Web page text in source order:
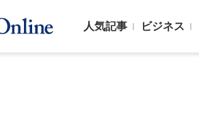
人気記事 ビジネス